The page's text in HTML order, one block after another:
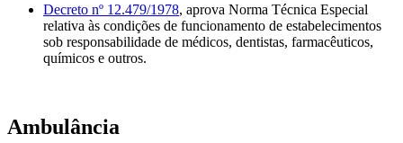
Decreto nº 12.479/1978, aprova Norma Técnica Especial
relativa às condições de funcionamento de estabelecimentos
sob responsabilidade de médicos, dentistas, farmacêuticos,
químicos e outros.
Ambulância